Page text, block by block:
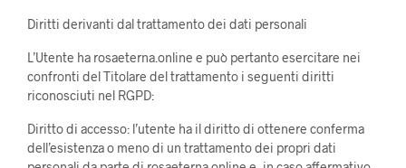
Diritti derivanti dal trattamento dei dati personali
L’Utente ha rosaeterna.online e può pertanto esercitare nei
confronti del Titolare del trattamento i seguenti diritti
riconosciuti nel RGPD:
Diritto di accesso: l’utente ha il diritto di ottenere conferma
dell’esistenza o meno di un trattamento dei propri dati